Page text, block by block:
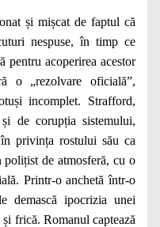
și mișcat de faptul că
nespuse, în timp ce
pentru acoperirea acestor
o „rezolvare oficială”,
incomplet. Strafford,
de corupția sistemului,
privința rostului său ca
de atmosferă, cu o
Printr-o anchetă într-o
demască ipocrizia unei
frică. Romanul captează